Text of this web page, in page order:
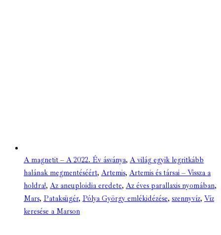
A magnetit – A 2022. Év ásványa, A világ egyik legritkább
halának megmentéséért, Artemis, Artemis és társai – Vissza a
holdra!, Az aneuploidia eredete, Az éves parallaxis nyomában,
Mars, Pataksügér, Pólya György emlékidézése, szennyvíz, Víz
keresése a Marson